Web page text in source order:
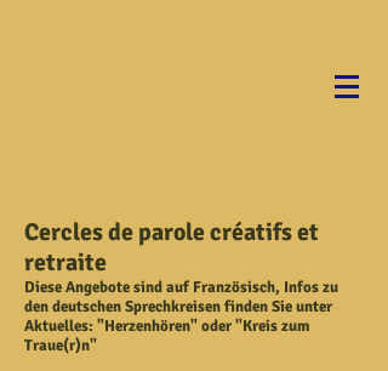
Cercles de parole créatifs et
retraite
Diese Angebote sindauf Französisch, Infos zu
den deutschen Sprechkreisen finden Sie unter
Aktuelles: "Herzenhören" oder "Kreis zum
Traue(r)n"